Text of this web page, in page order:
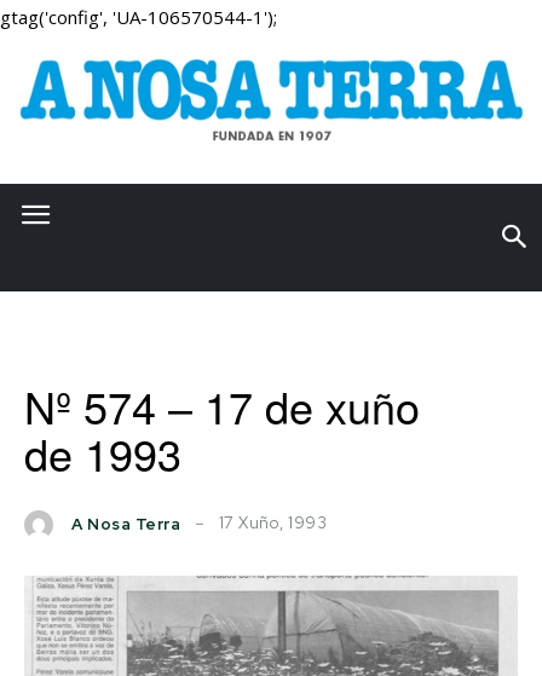
gtag('config', 'UA-106570544-1');
Nº 574 – 17 de xuño
de 1993
A Nosa Terra 17 Xuño, 1993